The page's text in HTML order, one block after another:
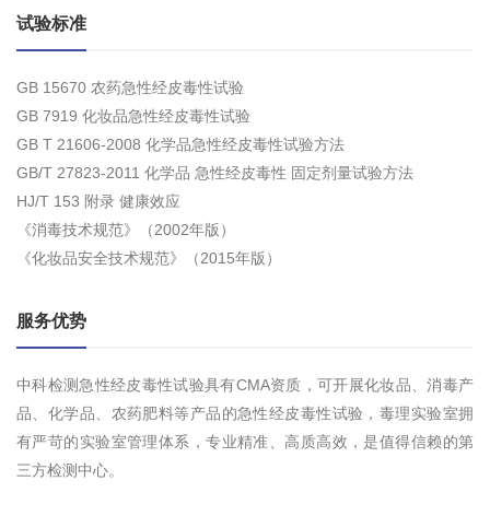
试验标准
GB 15670 农药急性经皮毒性试验
GB 7919 化妆品急性经皮毒性试验
GB T 21606-2008 化学品急性经皮毒性试验方法
GB/T 27823-2011 化学品 急性经皮毒性 固定剂量试验方法
HJ/T 153 附录 健康效应
《消毒技术规范》（2002年版）
《化妆品安全技术规范》（2015年版）
服务优势
中科检测急性经皮毒性试验具有CMA资质，可开展化妆品、消毒产
品、化学品、农药肥料等产品的急性经皮毒性试验，毒理实验室拥
有严苛的实验室管理体系，专业精准、高质高效，是值得信赖的第
三方检测中心。